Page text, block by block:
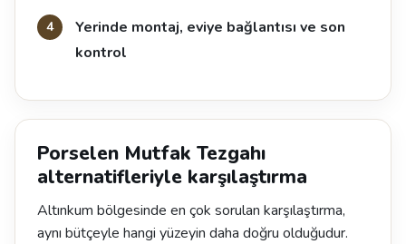
Yerinde montaj, eviye bağlantısı ve son
kontrol
Porselen Mutfak Tezgahı
alternatifleriyle karşılaştırma
Altınkum bölgesinde en çok sorulan karşılaştırma,
aynı bütçeyle hangi yüzeyin daha doğru olduğudur.